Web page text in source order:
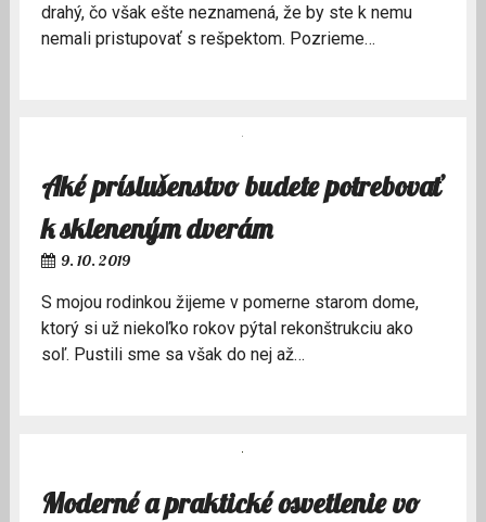
drahý, čo však ešte neznamená, že by ste k nemu
nemali pristupovať s rešpektom. Pozrieme…
Aké príslušenstvo budete potrebovať
k skleneným dverám
9. 10. 2019
S mojou rodinkou žijeme v pomerne starom dome,
ktorý si už niekoľko rokov pýtal rekonštrukciu ako
soľ. Pustili sme sa však do nej až…
Moderné a praktické osvetlenie vo